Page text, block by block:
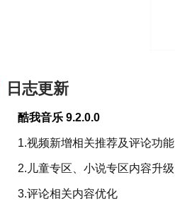
日志更新
酷我音乐 9.2.0.0
1.视频新增相关推荐及评论功能
2.儿童专区、小说专区内容升级
3.评论相关内容优化